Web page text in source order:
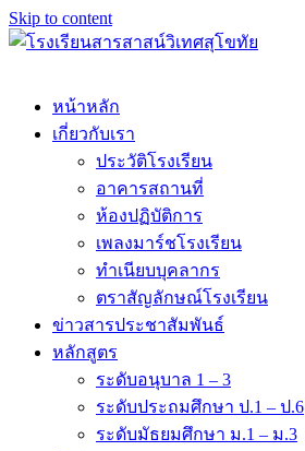
Skip to content
หน้าหลัก
เกี่ยวกับเรา
ประวัติโรงเรียน
อาคารสถานที่
ห้องปฏิบัติการ
เพลงมาร์ชโรงเรียน
ทำเนียบบุคลากร
ตราสัญลักษณ์โรงเรียน
ข่าวสารประชาสัมพันธ์
หลักสูตร
ระดับอนุบาล 1 – 3
ระดับประถมศึกษา ป.1 – ป.6
ระดับมัธยมศึกษา ม.1 – ม.3